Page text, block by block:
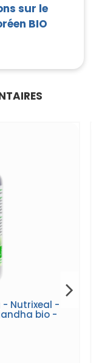
sur le
BIO
- Nutrixeal -
bio -